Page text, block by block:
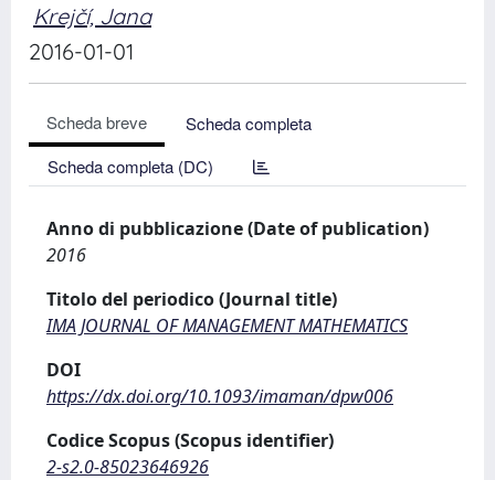
Krejčí, Jana
2016-01-01
Scheda breve
Scheda completa
Scheda completa (DC)
Anno di pubblicazione (Date of publication)
2016
Titolo del periodico (Journal title)
IMA JOURNAL OF MANAGEMENT MATHEMATICS
DOI
https://dx.doi.org/10.1093/imaman/dpw006
Codice Scopus (Scopus identifier)
2-s2.0-85023646926